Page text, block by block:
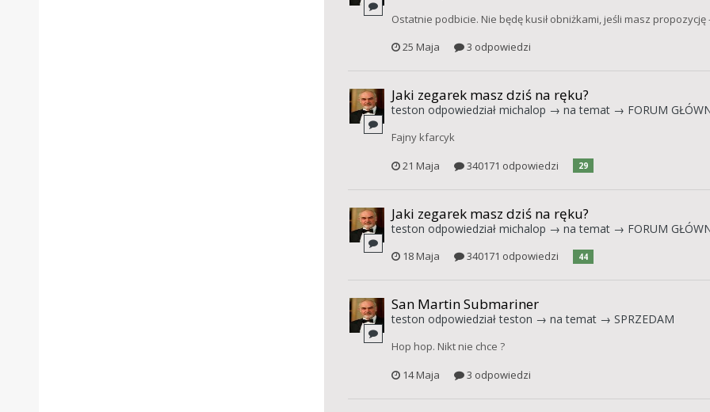
Ostatnie podbicie. Nie będę kusił obniżkami, jeśli masz propozycję
25 Maja
3 odpowiedzi
Jaki zegarek masz dziś na ręku?
teston odpowiedział michalop → na temat → FORUM
Fajny kfarcyk
21 Maja
340171 odpowiedzi 29
Jaki zegarek masz dziś na ręku?
teston odpowiedział michalop → na temat → FORUM
18 Maja 340171 odpowiedzi 44
San Martin Submariner
teston odpowiedziałteston → na temat → SPRZEDAM
Hop hop. Nikt nie chce ?
14 Maja
3 odpowiedzi